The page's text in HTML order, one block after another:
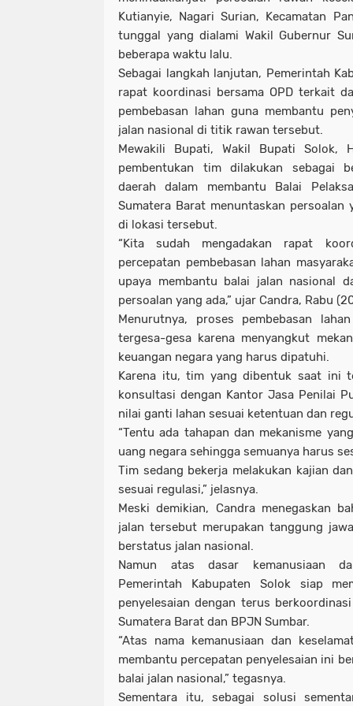
Kutianyie, Nagari Surian, Kecamatan
tunggal yang dialami Wakil Gubernur
beberapa waktu lalu.
Sebagai langkah lanjutan, Pemerintah
rapat koordinasi bersama OPD terkait
pembebasan lahan guna membantu
jalan nasional di titik rawan tersebut.
Mewakili Bupati, Wakil Bupati Solok,
pembentukan tim dilakukan sebagai
daerah dalam membantu Balai
Sumatera Barat menuntaskan
di lokasi tersebut.
“Kita sudah mengadakan rapat
percepatan pembebasan lahan
upaya membantu balai jalan nasional
persoalan yang ada,” ujar Candra, Rabu
Menurutnya, proses pembebasan
tergesa-gesa karena menyangkut
keuangan negara yang harus dipatuhi.
Karena itu, tim yang dibentuk saat ini
konsultasi dengan Kantor Jasa Penilai
nilai ganti lahan sesuai ketentuan dan
“Tentu ada tahapan dan mekanisme
uang negara sehingga semuanya harus
Tim sedang bekerja melakukan kajian
sesuai regulasi,” jelasnya.
Meski demikian, Candra menegaskan
jalan tersebut merupakan tanggung
berstatus jalan nasional.
Namun atas dasar kemanusiaan
Pemerintah Kabupaten Solok siap
penyelesaian dengan terus
Sumatera Barat dan BPJN Sumbar.
“Atas nama kemanusiaan dan
membantu percepatan penyelesaian ini
balai jalan nasional,” tegasnya.
Sementara itu, sebagai solusi